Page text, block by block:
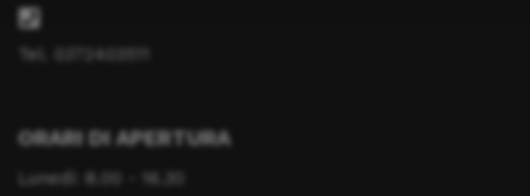
Tel. 0372403511
ORARI DI APERTURA
Lunedì: 8.00 - 16.30